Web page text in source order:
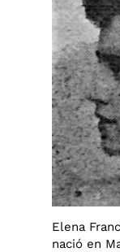
Elena
nació en